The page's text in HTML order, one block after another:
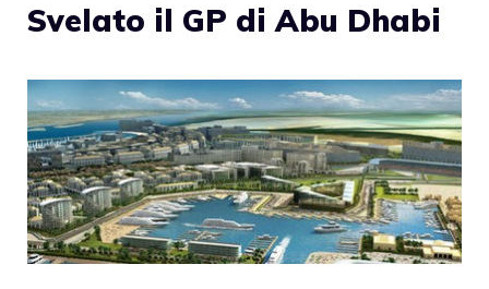
Svelato il GP di Abu Dhabi